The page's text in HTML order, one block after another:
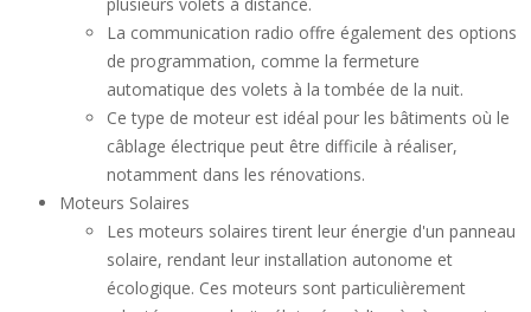
La communication radio offre également des options
de programmation, comme la fermeture
automatique des volets à la tombée de la nuit.
Ce type de moteur est idéal pour les bâtiments où le
câblage électrique peut être difficile à réaliser,
notamment dans les rénovations.
Moteurs Solaires
Les moteurs solaires tirent leur énergie d'un panneau
solaire, rendant leur installation autonome et
écologique. Ces moteurs sont particulièrement